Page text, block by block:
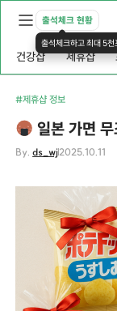
출석체크 현황
출석체크하고 최대 5천
건강샵 제휴샵
#제휴샵 정보
일본 가면
By.ds_wj2025.10.11